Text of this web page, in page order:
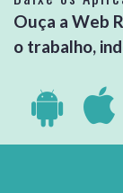
Ouça a Web
o trabalho,